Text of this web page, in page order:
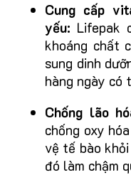
Cung cấp
yếu: Lifepak
khoáng chất
sung dinh
hàng ngày có
Chống lão
chống oxy
vệ tế bào
đó làm chậm